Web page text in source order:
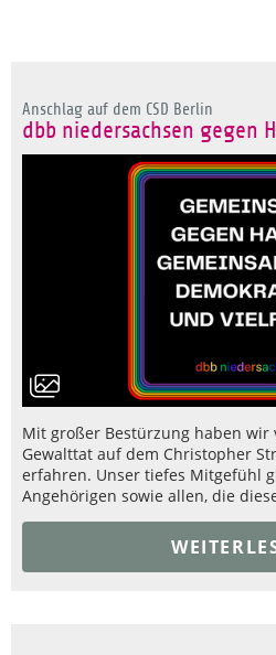
Anschlag auf dem CSD Berlin
dbb niedersachsen gegen
Mit großer Bestürzung haben wir
Gewalttat auf dem Christopher
erfahren. Unser tiefes Mitgefühl
Angehörigen sowie allen, die